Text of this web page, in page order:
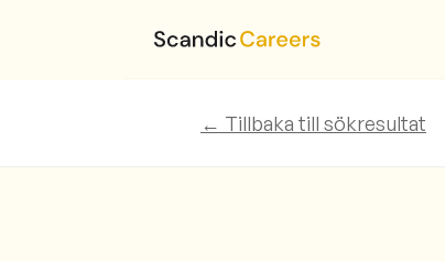
← Tillbaka till sökresultat